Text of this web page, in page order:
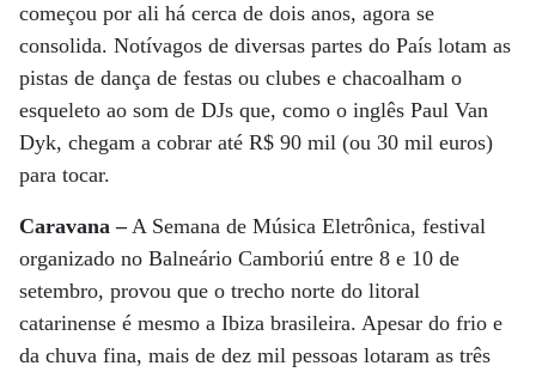
começou por ali há cerca de dois anos, agora se
consolida. Notívagos de diversas partes do País lotam as
pistas de dança de festas ou clubes e chacoalham o
esqueleto ao som de DJs que, como o inglês Paul Van
Dyk, chegam a cobrar até R$ 90 mil (ou 30 mil euros)
para tocar.
Caravana –A Semana de Música Eletrônica, festival
organizado no Balneário Camboriú entre 8 e 10 de
setembro, provou que o trecho norte do litoral
catarinense é mesmo a Ibiza brasileira. Apesar do frio e
da chuva fina, mais de dez mil pessoas lotaram as três